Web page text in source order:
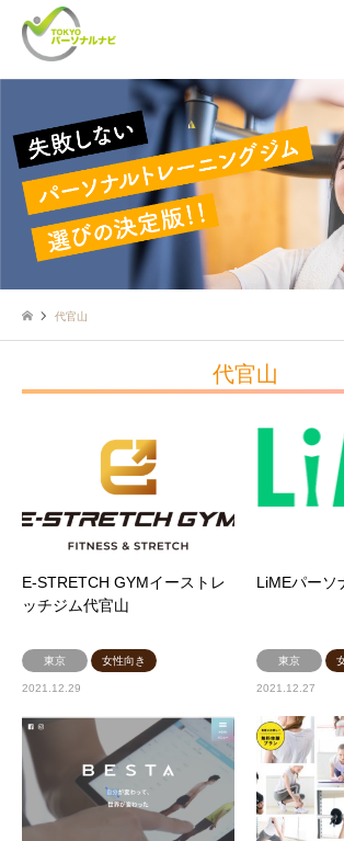
代官山
代官山
E-STRETCH GYMイーストレ
ッチジム代官山
東京 女性向き
2021.12.29
LiMEパーソ
東京
2021.12.27